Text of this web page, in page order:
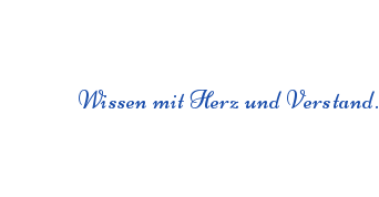
Wissen mit Herz und Verstand.